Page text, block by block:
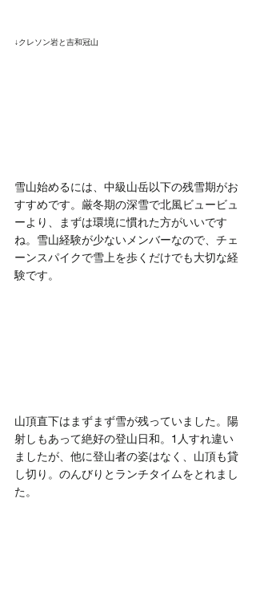
↓クレソン岩と吉和冠山
雪山始めるには、中級山岳以下の残雪期がお
すすめです。厳冬期の深雪で北風ビュービュ
ーより、まずは環境に慣れた方がいいです
ね。雪山経験が少ないメンバーなので、チェ
ーンスパイクで雪上を歩くだけでも大切な経
験です。
山頂直下はまずまず雪が残っていました。陽
射しもあって絶好の登山日和。1人すれ違い
ましたが、他に登山者の姿はなく、山頂も貸
し切り。のんびりとランチタイムをとれまし
た。